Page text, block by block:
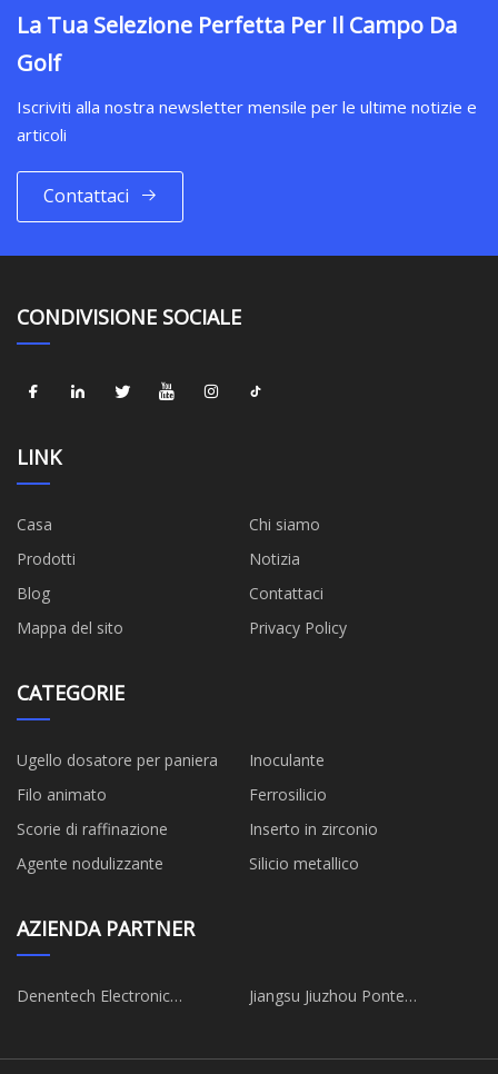
La Tua Selezione Perfetta Per Il Campo Da
Golf
Iscriviti alla nostra newsletter mensile per le ultime notizie e
articoli
Contattaci
CONDIVISIONE SOCIALE
LINK
Casa
Chi siamo
Prodotti
Notizia
Blog
Contattaci
Mappa del sito
Privacy Policy
CATEGORIE
Ugello dosatore per paniera
Inoculante
Filo animato
Ferrosilicio
Scorie di raffinazione
Inserto in zirconio
Agente nodulizzante
Silicio metallico
AZIENDA PARTNER
Denentech Electronic
Jiangsu Jiuzhou Ponte